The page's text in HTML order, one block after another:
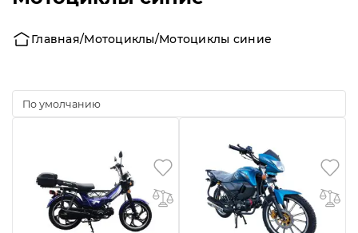
Главная Мотоциклы Мотоциклы синие